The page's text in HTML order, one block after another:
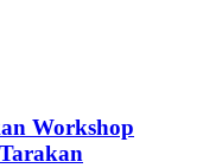
Workshop